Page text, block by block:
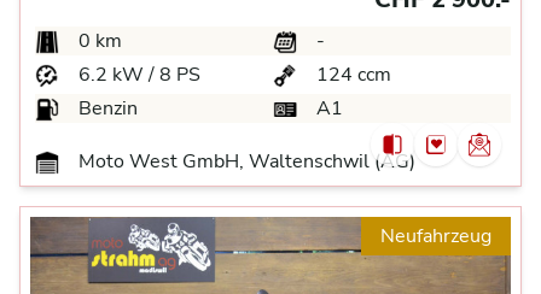
0 km
-
6.2 kW / 8 PS
124 ccm
Benzin
A1
Moto West GmbH, Waltenschwil (AG)
Neufahrzeug